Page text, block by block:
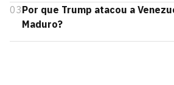
03Por que Trump atacou a
Maduro?